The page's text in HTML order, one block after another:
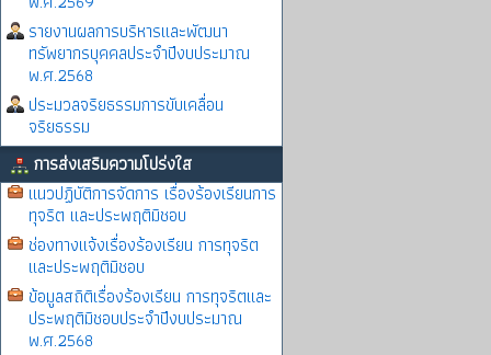
รายงานผลการบริหารและพัฒนา
ทรัพยากรบุคคลประจำปีงบประมาณ
พ.ศ.2568
ประมวลจริยธรรมการขับเคลื่อน
จริยธรรม
การส่งเสริมความโปร่งใส
แนวปฏิบัติการจัดการ เรื่องร้องเรียนการ
ทุจริต และประพฤติมิชอบ
ช่องทางแจ้งเรื่องร้องเรียน การทุจริต
และประพฤติมิชอบ
ข้อมูลสถิติเรื่องร้องเรียน การทุจริตและ
ประพฤติมิชอบประจำปีงบประมาณ
พ.ศ.2568